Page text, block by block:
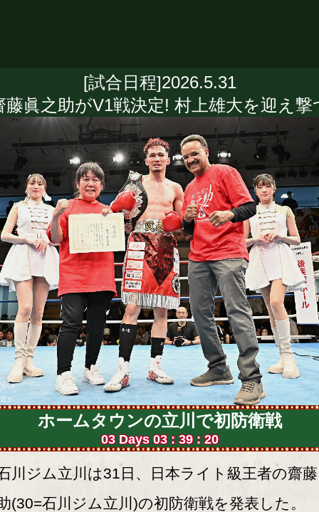
[試合日程]2026.5.31
藤眞之助がV1戦決定! 村上雄大を迎え撃
ホームタウンの立川で初防衛戦
03 Days 03 : 39 : 19
ジム立川は31日、日本ライト級王者の齋
(30=石川ジム立川)の初防衛戦を発表した。